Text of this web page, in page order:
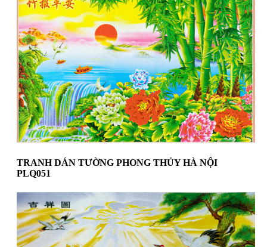
TRANH DÁN TƯỜNG PHONG THỦY HÀ NỘI
PLQ051